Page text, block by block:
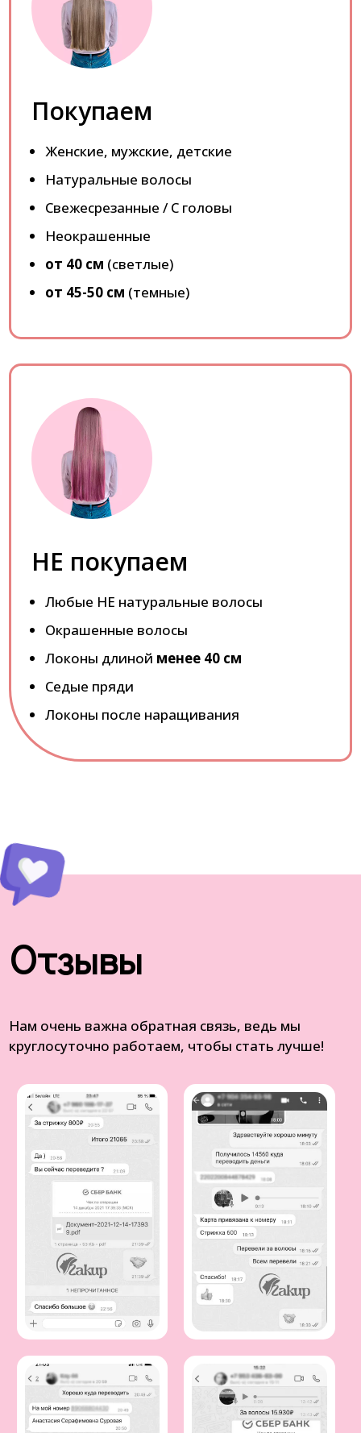
Покупаем
Женские, мужские, детские
Натуральные волосы
Свежесрезанные / С головы
Неокрашенные
от 40 см (светлые)
от 45-50 см (темные)
НЕ покупаем
Любые НЕ натуральные волосы
Окрашенные волосы
Локоны длиной менее 40 см
Седые пряди
Локоны после наращивания
Отзывы
Нам очень важна обратная связь, ведь мы
круглосуточно работаем, чтобы стать лучше!